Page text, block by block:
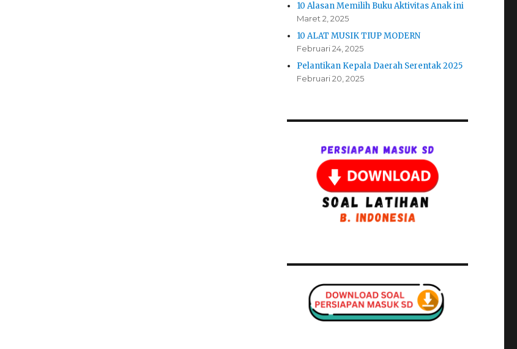
10 Alasan Memilih Buku Aktivitas Anak ini
Maret 2, 2025
10 ALAT MUSIK TIUP MODERN
Februari 24, 2025
Pelantikan Kepala Daerah Serentak 2025
Februari 20, 2025